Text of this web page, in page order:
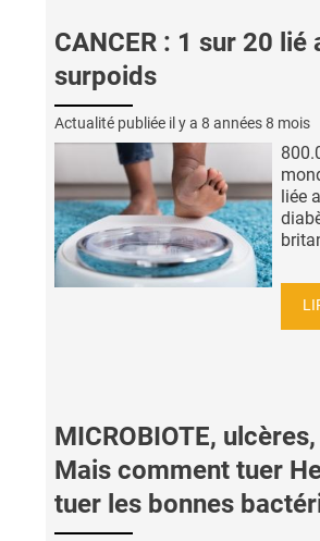
CANCER : 1 sur 20 lié
surpoids
Actualité publiée il y a 8 années 8 mois
liée
MICROBIOTE,
Mais comment tuer
tuer les bonnes